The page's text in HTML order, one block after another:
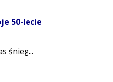
50-lecie
śnieg...